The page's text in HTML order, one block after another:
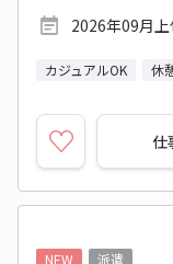
2026年09月
カジュアルOK 休
仕
NEW
派遣